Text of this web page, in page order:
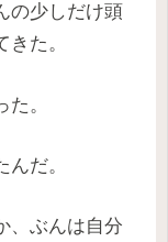
の少しだけ頭
た。
。
だ。
、ぶんは自分